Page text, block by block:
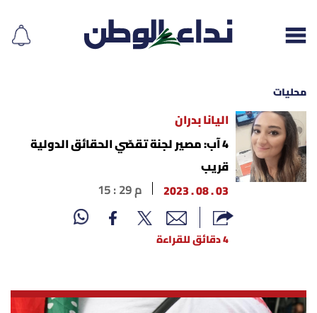
إقرأ الجريدة
لبنان
محليات
محليات
اليانا بدران
4 آب: مصير لجنة تقصّي الحقائق الدولية
قريب
03 . 08 . 2023
15 : 29 م
4 دقائق للقراءة